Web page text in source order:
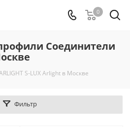
0
Соединители
S-LUX Arlight в Москве
Фильтр